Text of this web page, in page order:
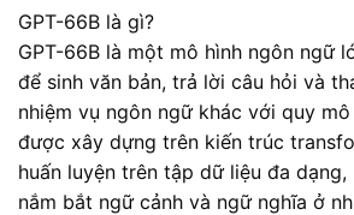
GPT-66B là gì?
GPT-66B là một mô hình ngôn ngữ
để sinh văn bản, trả lời câu hỏi và
nhiệm vụ ngôn ngữ khác với quy
được xây dựng trên kiến trúc
huấn luyện trên tập dữ liệu đa dạng,
nắm bắt ngữ cảnh và ngữ nghĩa ở